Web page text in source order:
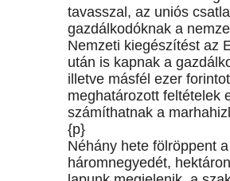
tavasszal, az uniós
gazdálkodóknak a
Nemzeti kiegészítést az
után is kapnak a
illetve másfél ezer
meghatározott feltételek
számíthatnak a
{p}
Néhány hete fölröppent
háromnegyedét,